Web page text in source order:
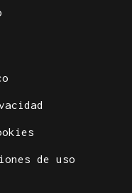
de uso